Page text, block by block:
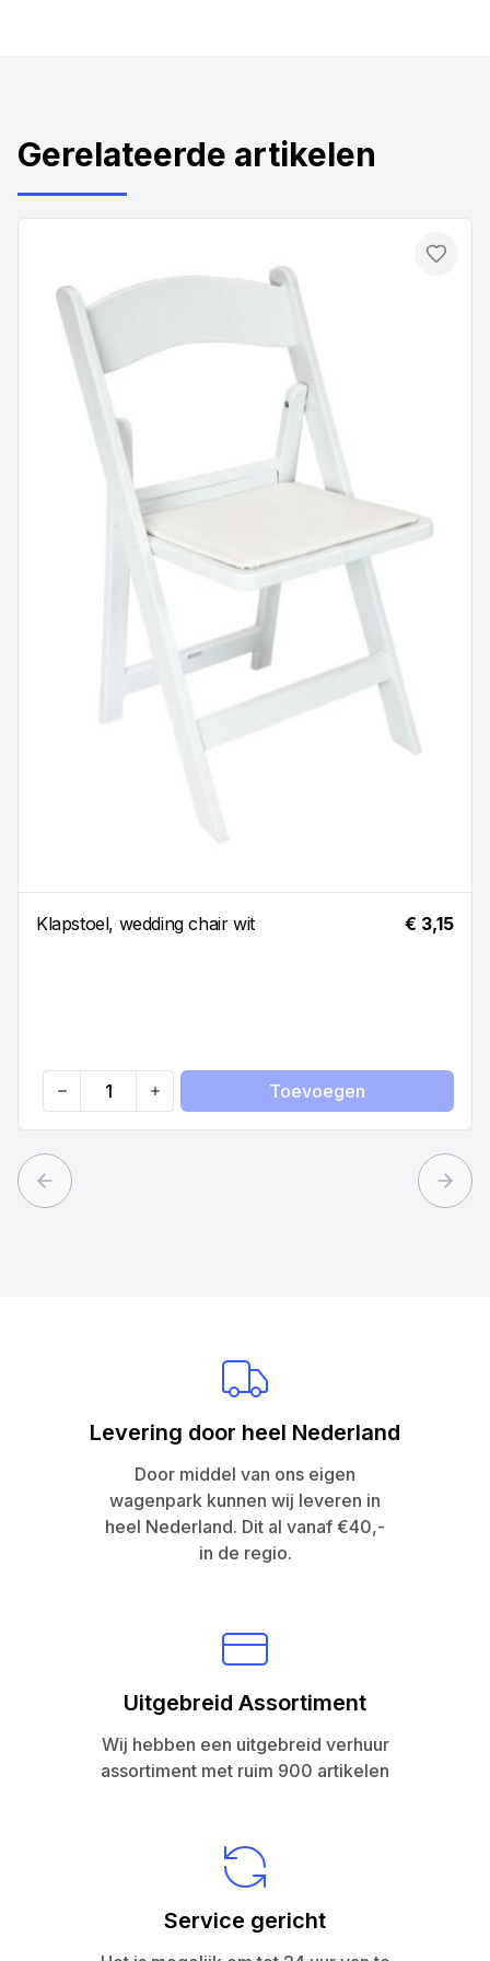
Gerelateerde artikelen
Klapstoel, wedding chair wit € 3,15
Quantity
Toevoegen
Previous slide Next
Levering door heel Nederland
Door middel van ons eigen
wagenpark kunnen wij leveren in
heel Nederland. Dit al vanaf €40,-
in de regio.
Uitgebreid Assortiment
Wij hebben een uitgebreid verhuur
assortiment met ruim 900 artikelen
Service gericht